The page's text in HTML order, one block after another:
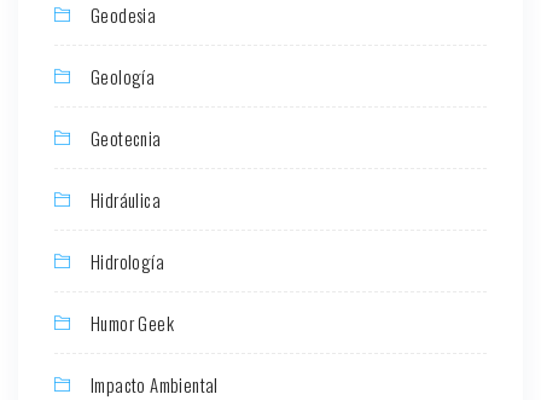
Geodesia
Geología
Geotecnia
Hidráulica
Hidrología
Humor Geek
Impacto Ambiental